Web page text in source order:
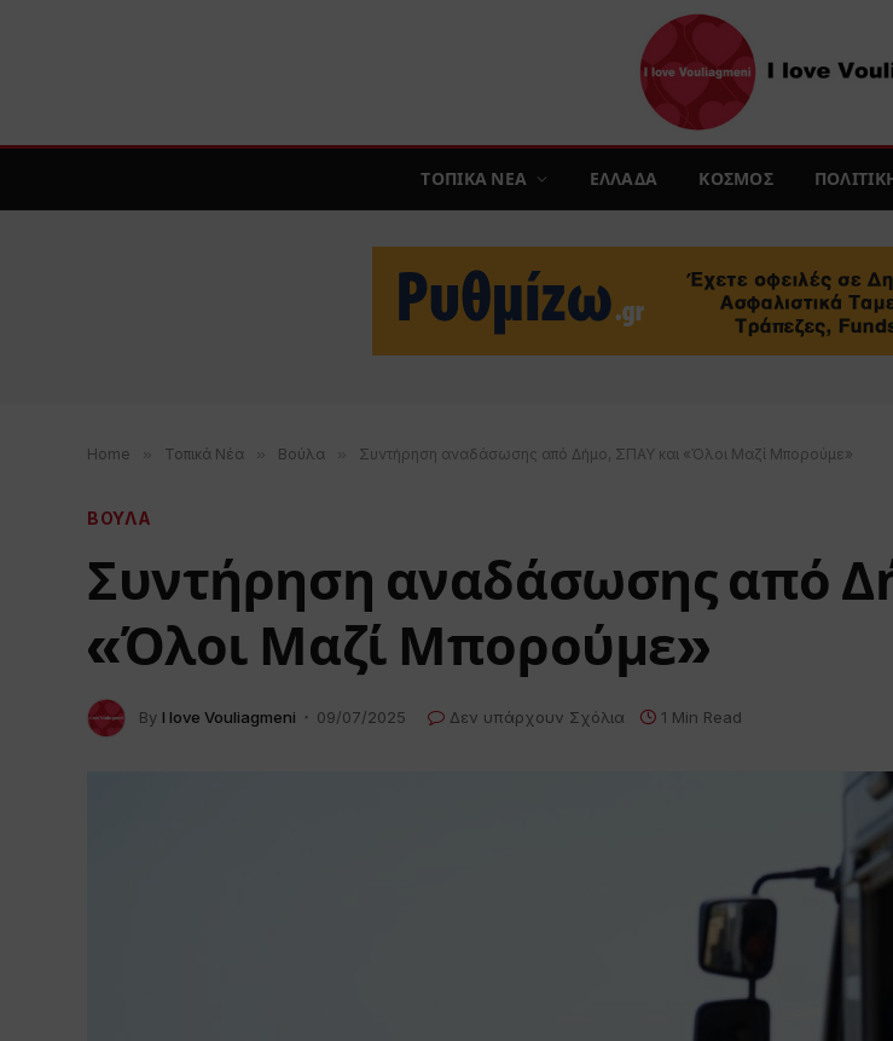
ΤΟΠΙΚΑ ΝΕΑ ΕΛΛΑΔΑ ΚΟΣΜΟΣ
Home » Τοπικά Νέα » Βούλα » Συντήρηση αναδάσωσης από Δήμο, ΣΠΑΥ και «Όλοι Μαζί Μπορούμε»
ΒΟΥΛΑ
Συντήρηση αναδάσωσης από
«Όλοι Μαζί Μπορούμε»
By I love Vouliagmeni 09/07/2025 Δεν υπάρχουν Σχόλια 1 Min Read